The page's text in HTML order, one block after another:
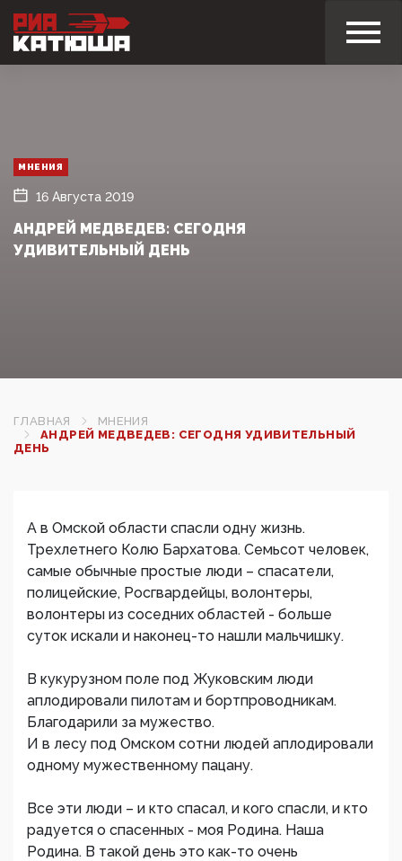
МНЕНИЯ
16 Августа 2019
АНДРЕЙ МЕДВЕДЕВ: СЕГОДНЯ
УДИВИТЕЛЬНЫЙ ДЕНЬ
ГЛАВНАЯ
МНЕНИЯ
АНДРЕЙ МЕДВЕДЕВ: СЕГОДНЯ УДИВИТЕЛЬНЫЙ
ДЕНЬ
А в Омской области спасли одну жизнь.
Трехлетнего Колю Бархатова. Семьсот человек,
самые обычные простые люди – спасатели,
полицейские, Росгвардейцы, волонтеры,
волонтеры из соседних областей - больше
суток искали и наконец-то нашли мальчишку.
В кукурузном поле под Жуковским люди
аплодировали пилотам и бортпроводникам.
Благодарили за мужество.
И в лесу под Омском сотни людей аплодировали
одному мужественному пацану.
Все эти люди – и кто спасал, и кого спасли, и кто
радуется о спасенных - моя Родина. Наша
Родина. В такой день это как-то очень